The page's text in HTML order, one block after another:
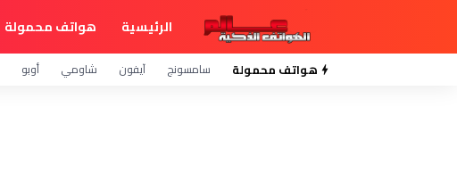
الرئيسية هواتف محمولة
هواتف محمولة سامسونج آيفون شاومي أوبو